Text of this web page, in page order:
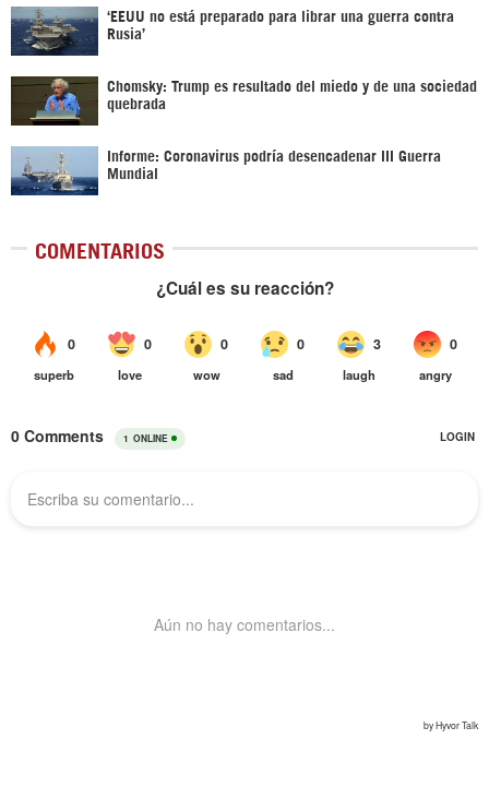
‘EEUU no está preparado para librar una guerra contra
Rusia’
Chomsky: Trump es resultado del miedo y de una sociedad
quebrada
Informe: Coronavirus podría desencadenar III Guerra
Mundial
COMENTARIOS